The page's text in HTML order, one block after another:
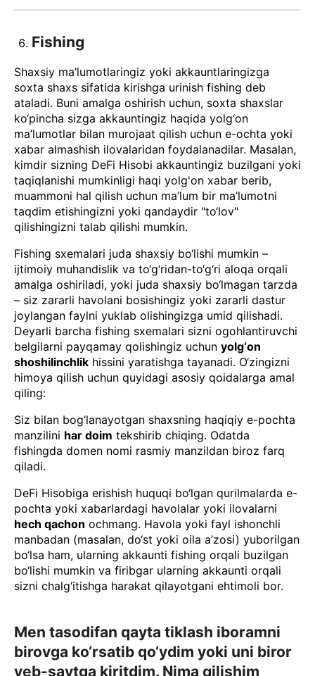
Fishing
Shaxsiy ma’lumotlaringiz yoki akkauntlaringizga
soxta shaxs sifatida kirishga urinish fishing deb
ataladi. Buni amalga oshirish uchun, soxta shaxslar
ko‘pincha sizga akkauntingiz haqida yolg‘on
ma’lumotlar bilan murojaat qilish uchun e-ochta yoki
xabar almashish ilovalaridan foydalanadilar. Masalan,
kimdir sizning DeFi Hisobi akkauntingiz buzilgani yoki
taqiqlanishi mumkinligi haqi yolg'on xabar berib,
muammoni hal qilish uchun ma’lum bir ma’lumotni
taqdim etishingizni yoki qandaydir "to‘lov"
qilishingizni talab qilishi mumkin.
Fishing sxemalari juda shaxsiy bo‘lishi mumkin –
ijtimoiy muhandislik va to‘g‘ridan-to‘g‘ri aloqa orqali
amalga oshiriladi, yoki juda shaxsiy bo‘lmagan tarzda
– siz zararli havolani bosishingiz yoki zararli dastur
joylangan faylni yuklab olishingizga umid qilishadi.
Deyarli barcha fishing sxemalari sizni ogohlantiruvchi
belgilarni payqamay qolishingiz uchun yolg‘on
shoshilinchlik hissini yaratishga tayanadi. O‘zingizni
himoya qilish uchun quyidagi asosiy qoidalarga amal
qiling:
Siz bilan bog‘lanayotgan shaxsning haqiqiy e-pochta
manzilini har doim tekshirib chiqing. Odatda
fishingda domen nomi rasmiy manzildan biroz farq
qiladi.
DeFi Hisobiga erishish huquqi bo‘lgan qurilmalarda e-
pochta yoki xabarlardagi havolalar yoki ilovalarni
hech qachon ochmang. Havola yoki fayl ishonchli
manbadan (masalan, do‘st yoki oila a’zosi) yuborilgan
bo‘lsa ham, ularning akkaunti fishing orqali buzilgan
bo‘lishi mumkin va firibgar ularning akkaunti orqali
sizni chalg‘itishga harakat qilayotgani ehtimoli bor.
Men tasodifan qayta tiklash iboramni
birovga ko‘rsatib qo‘ydim yoki uni biror
veb-saytga kiritdim. Nima qilishim